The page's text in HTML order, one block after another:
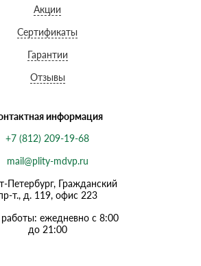
Акции
Сертификаты
Гарантии
Отзывы
информация
+7 (812) 209-19-68
mail@plity-mdvp.ru
Петербург, Граждaнский
т., д. 119, офис 223
ежедневно с 8:00
до 21:00